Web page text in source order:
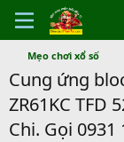
Mẹo chơi xổ số
Cung ứng
ZR61KC TFD
Chi. Gọi 0931